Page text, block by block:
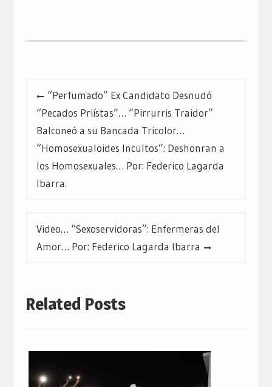
Navegación
de
entradas
“Perfumado” Ex Candidato Desnudó
“Pecados Priístas”… “Pirrurris Traidor”
Balconeó a su Bancada Tricolor…
“Homosexualoides Incultos”: Deshonran a
los Homosexuales… Por: Federico Lagarda
Ibarra.
Video… “Sexoservidoras”: Enfermeras del
Amor… Por: Federico Lagarda Ibarra
Related Posts